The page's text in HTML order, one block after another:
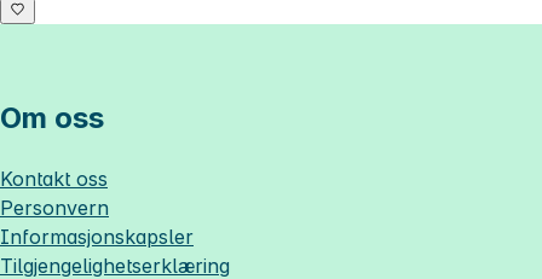
Om oss
Kontakt oss
Personvern
Informasjonskapsler
Tilgjengelighetserklæring